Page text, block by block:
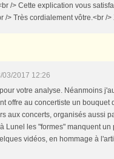
/> Cette explication vous
/> Très cordialement vôtre.<br />
03/2017 12:26
votre analyse. Néanmoins
offre au concertiste un bouquet
aux concerts, organisés aussi
Lunel les "formes" manquent un
vidéos, en hommage à